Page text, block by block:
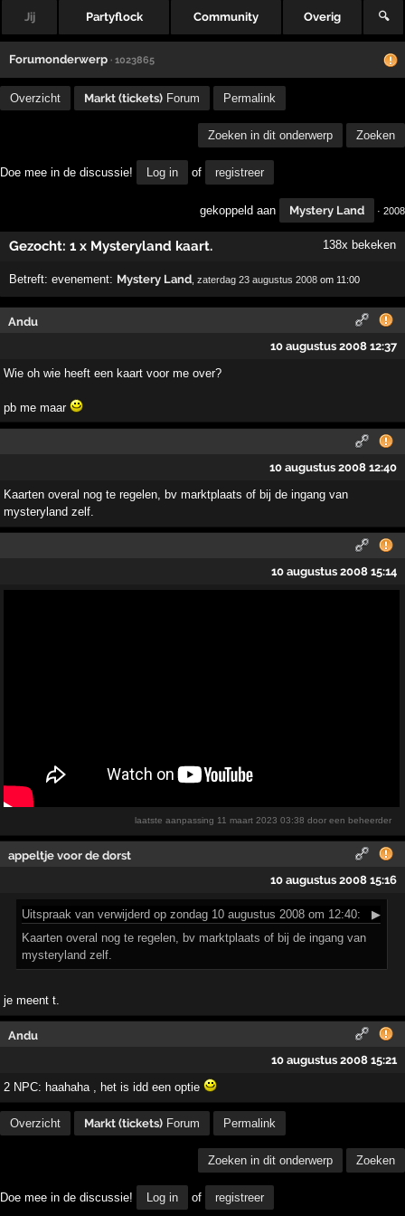
Jij Partyflock Community Overig 🔍
Forumonderwerp · 1023865
Overzicht Markt (tickets) Forum Permalink
Zoeken in dit onderwerp Zoeken
Doe mee in de discussie! Log in of registreer
gekoppeld aan Mystery Land · 2008
Gezocht: 1 x Mysteryland kaart. 138x bekeken
Betreft:evenement: Mystery Land ,zaterdag 23 augustus 2008 om 11:00
Andu
10 augustus 2008 12:37
Wie oh wie heeft een kaart voor me over?
pb me maar
10 augustus 2008 12:40
Kaarten overal nog te regelen, bv marktplaats of bij de ingang van
mysteryland zelf.
10 augustus 2008 15:14
laatste aanpassing 11 maart 2023 03:38 door een beheerder
appeltje voor de dorst
10 augustus 2008 15:16
Uitspraak van verwijderd op zondag 10 augustus 2008 om 12:40:
▶
Kaarten overal nog te regelen, bv marktplaats of bij de ingang van
mysteryland zelf.
je meent t.
Andu
10 augustus 2008 15:21
2 NPC: haahaha , het is idd een optie
Overzicht Markt (tickets) Forum Permalink
Zoeken in dit onderwerp Zoeken
Doe mee in de discussie! Log in of registreer